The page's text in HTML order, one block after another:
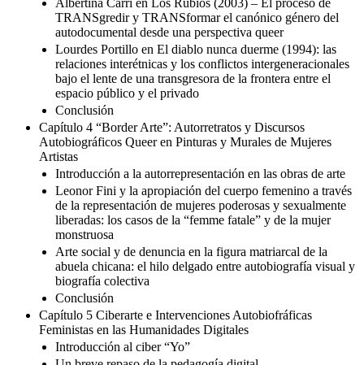
Albertina Carri en Los Rubios (2003) – El proceso de
TRANSgredir y TRANSformar el canónico género del
autodocumental desde una perspectiva queer
Lourdes Portillo en El diablo nunca duerme (1994): las
relaciones interétnicas y los conflictos intergeneracionales
bajo el lente de una transgresora de la frontera entre el
espacio público y el privado
Conclusión
Capítulo 4 “Border Arte”: Autorretratos y Discursos
Autobiográficos Queer en Pinturas y Murales de Mujeres
Artistas
Introducción a la autorrepresentación en las obras de arte
Leonor Fini y la apropiación del cuerpo femenino a través
de la representación de mujeres poderosas y sexualmente
liberadas: los casos de la “femme fatale” y de la mujer
monstruosa
Arte social y de denuncia en la figura matriarcal de la
abuela chicana: el hilo delgado entre autobiografía visual y
biografía colectiva
Conclusión
Capítulo 5 Ciberarte e Intervenciones Autobiofráficas
Feministas en las Humanidades Digitales
Introducción al ciber “Yo”